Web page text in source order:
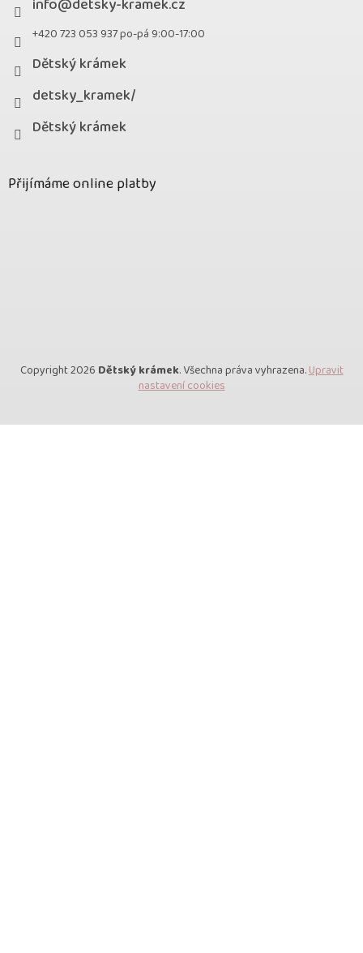
info@detsky-kramek.cz
+420 723 053 937 po-pá 9:00-17:00
Dětský krámek
detsky_kramek/
Dětský krámek
Přijímáme online platby
Copyright 2026 Dětský krámek. Všechna práva vyhrazena.Upravit
nastavení cookies